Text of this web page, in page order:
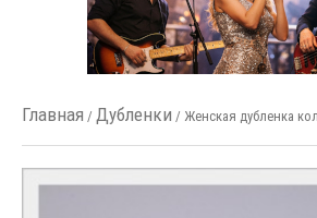
Главная / Дубленки / Женская дубленка